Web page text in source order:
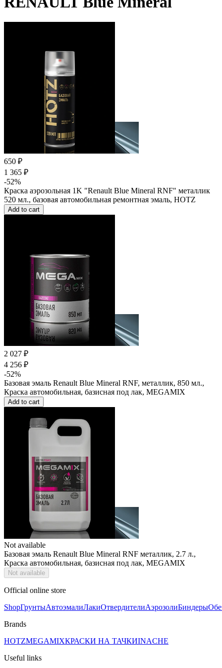
650 ₽
1 365 ₽
-52%
Краска аэрозольная 1K "Renault Blue Mineral RNF" металлик
520 мл., базовая автомобильная ремонтная эмаль, HOTZ
Add to cart
2 027 ₽
4 256 ₽
-52%
Базовая эмаль Renault Blue Mineral RNF, металлик, 850 мл.,
Краска автомобильная, базисная под лак, MEGAMIX
Add to cart
Not available
Базовая эмаль Renault Blue Mineral RNF металлик, 2.7 л.,
Краска автомобильная, базисная под лак, MEGAMIX
Not available
Official online store
ShopГрунтыАвтоэмалиЛакиОтвердителиАэрозолиБиндеры
Brands
HOTZMEGAMIXКРАСКИ НА ТАЧКИINACHE
Useful links